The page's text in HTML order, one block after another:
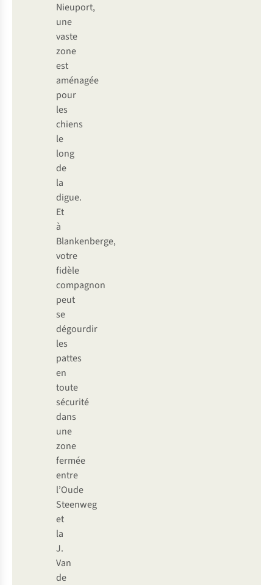
Nieuport,
une
vaste
zone
est
aménagée
pour
les
chiens
le
long
de
la
digue.
Et
à
Blankenberge,
votre
fidèle
compagnon
peut
se
dégourdir
les
pattes
en
toute
sécurité
dans
une
zone
fermée
entre
l’Oude
Steenweg
et
la
J.
Van
de